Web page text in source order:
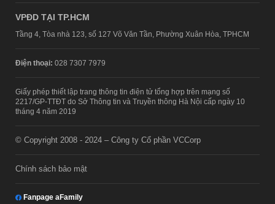
VPĐD TẠI TP.HCM
Tầng 4, Tòa nhà 123, số 127 Võ Văn Tần, Phường Xuân Hòa, TPHCM
Điện thoại: 028 7307 7979
Giấy phép thiết lập trang thông tin điện tử tổng hợp trên mạng số
2217/GP-TTĐT do Sở Thông tin và Truyền thông Hà Nội cấp ngày 10
tháng 4 năm 2019
© Copyright 2008 - 2024 – Công ty Cổ phần VCCorp
Chính sách bảo mật
Fanpage aFamily